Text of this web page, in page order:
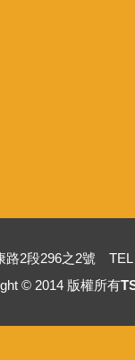
2段296之2號 TEL
© 2014 版權所有